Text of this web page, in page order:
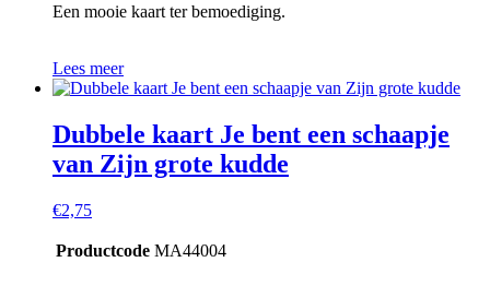
Een mooie kaart ter bemoediging.
Lees meer
Dubbele kaart Je bent een schaapje
van Zijn grote kudde
€2,75
Productcode MA44004